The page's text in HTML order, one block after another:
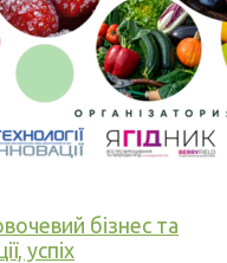
бізнес та
успіх